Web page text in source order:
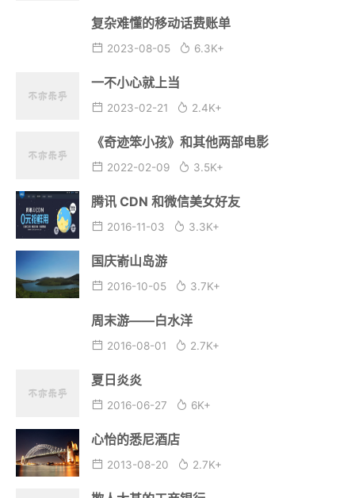
复杂难懂的移动话费账单
2023-08-05 6.3K+
一不小心就上当
2023-02-21 2.4K+
《奇迹笨小孩》和其他两部电影
2022-02-09 3.5K+
腾讯 CDN 和微信美女好友
2016-11-03 3.3K+
国庆嵛山岛游
2016-10-05 3.7K+
周末游——白水洋
2016-08-01 2.7K+
夏日炎炎
2016-06-27 6K+
心怡的悉尼酒店
2013-08-20 2.7K+